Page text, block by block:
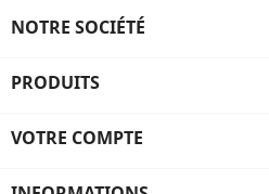
NOTRE SOCIÉTÉ
PRODUITS
VOTRE COMPTE